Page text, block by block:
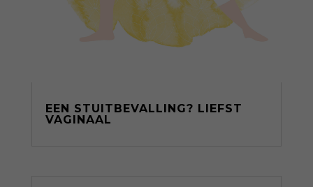
EEN STUITBEVALLING? LIEFST
VAGINAAL